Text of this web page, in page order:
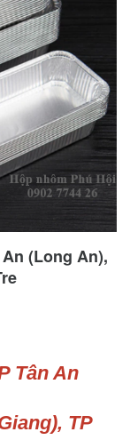
(Long An),
Tân An
TP